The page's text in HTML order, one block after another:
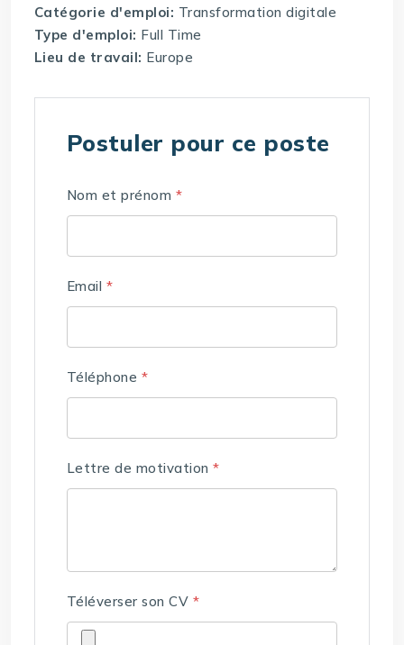
Catégorie d'emploi: Transformation digitale
Type d'emploi: Full Time
Lieu de travail: Europe
Postuler pour ce poste
Nom et prénom *
Email *
Téléphone *
Lettre de motivation*
Téléverser son CV *